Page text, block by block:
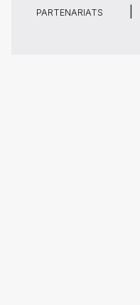
PARTENARIATS